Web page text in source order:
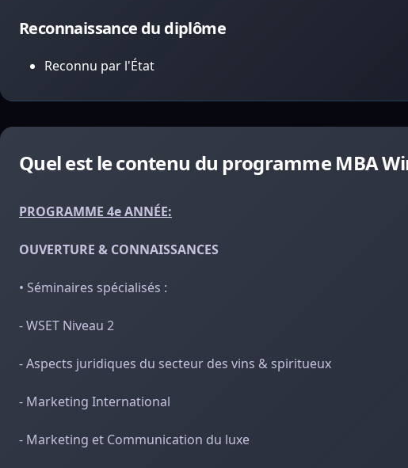
Reconnaissance du diplôme
Reconnu par l'État
Quel est le contenu du programme MBA
PROGRAMME 4e ANNÉE:
OUVERTURE & CONNAISSANCES
• Séminaires spécialisés :
- WSET Niveau 2
- Aspects juridiques du secteur des vins & spiritueux
- Marketing International
- Marketing et Communication du luxe